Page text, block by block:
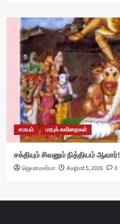
சமயம் மரபுக் கவிதைகள்
சக்தியும் சிவனும் நித்தியம் ஆவார்!
ஜெயராமசர்மா August 5, 2026 0